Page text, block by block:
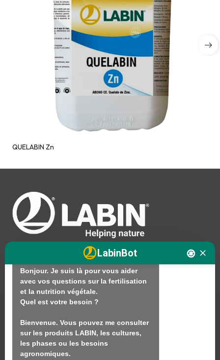
QUELABIN Zn
Nous
Produits
Durabilité
Contact
LabinBot
Bonjour. Je suis LABINbot, l'assistant
technique en nutrition végétale de
En quoi puis-je vous aider ?
Bonjour. Je suis là pour vous aider
avec vos questions sur la fertilisation
et la nutrition végétale.
Quel est votre besoin ?
Bienvenue. Vous pouvez me consulter
sur les produits LABIN, les cultures,
les phases ou les besoins
agronomiques.